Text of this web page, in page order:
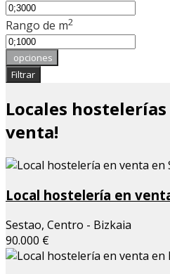
Rango de m2
opciones
Filtrar
Locales
venta!
Local hostelería en
Sestao, Centro - Bizkaia
90.000 €